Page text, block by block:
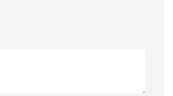
NETTOYER ET À UTILISER